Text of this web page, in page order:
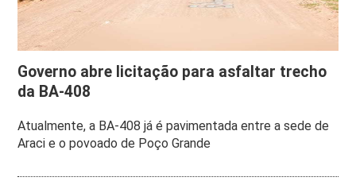
Governo abre licitação para asfaltar trecho
da BA-408
Atualmente, a BA-408 já é pavimentada entre a sede de
Araci e o povoado de Poço Grande